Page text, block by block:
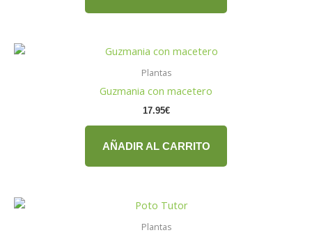
Plantas
Guzmania con macetero
17.95€
AÑADIR AL CARRITO
Plantas